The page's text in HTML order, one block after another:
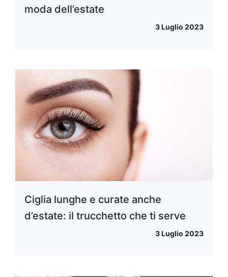
moda dell’estate
3 Luglio 2023
Ciglia lunghe e curate anche
d’estate: il trucchetto che ti serve
3 Luglio 2023